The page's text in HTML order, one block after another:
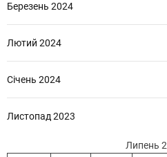
Березень 2024
Лютий 2024
Січень 2024
Листопад 2023
Липень